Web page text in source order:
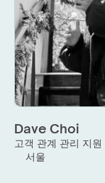
Dave Choi
고객 관계 관리 지원
서울